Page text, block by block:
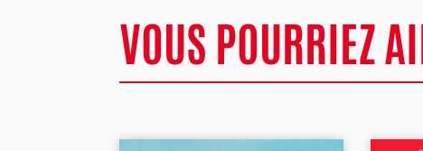
VOUS POURRIEZ